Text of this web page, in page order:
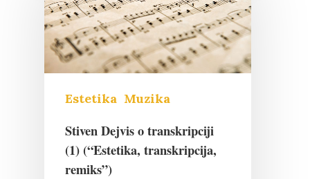
Estetika Muzika
Stiven Dejvis o transkripciji
(1) (“Estetika, transkripcija,
remiks”)